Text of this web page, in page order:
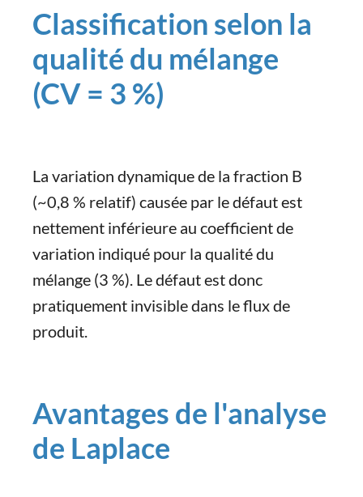
Classification selon la
qualité du mélange
(CV = 3 %)
La variation dynamique de la fraction B
(~0,8 % relatif) causée par le défaut est
nettement inférieure au coefficient de
variation indiqué pour la qualité du
mélange (3 %). Le défaut est donc
pratiquement invisible dans le flux de
produit.
Avantages de l'analyse
de Laplace